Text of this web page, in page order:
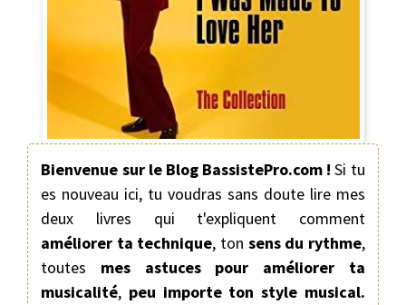
Bienvenue sur le Blog BassistePro.com ! Si tu
es nouveau ici, tu voudras sans doute lire mes
deux livres qui t'expliquent comment
améliorer ta technique, ton sens du rythme,
toutes mes astuces pour améliorer ta
musicalité, peu importe ton style musical.